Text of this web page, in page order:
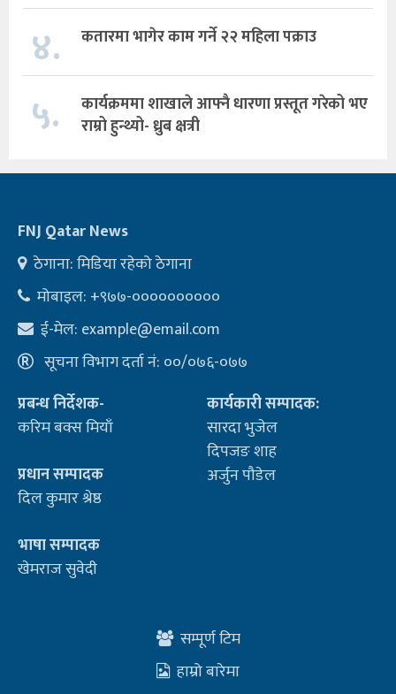
४. कतारमा भागेर काम गर्ने २२ महिला पक्राउ
५.
कार्यक्रममा शाखाले आफ्नै धारणा प्रस्तूत गरेको भए
राम्रो हुन्थ्यो- ध्रुब क्षत्री
FNJ Qatar News
ठेगाना: मिडिया रहेको ठेगाना
मोबाइल: +९७७-००००००००००
ई-मेल: example@email.com
सूचना विभाग दर्ता नं: ००/०७६-०७७
प्रबन्ध निर्देशक-
करिम बक्स मियाँ
प्रधान सम्पादक
दिल कुमार श्रेष्ठ
भाषा सम्पादक
खेमराज सुवेदी
कार्यकारी सम्पादक:
सारदा भुजेल
दिपजङ शाह
अर्जुन पौडेल
सम्पूर्ण टिम
हाम्रो बारेमा